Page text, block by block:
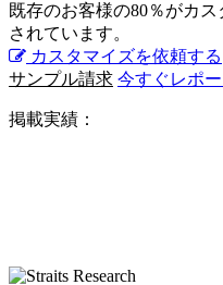
既存のお客様の80％がカ
されています。
カスタマイズを依頼する
サンプル請求 今すぐレポ
掲載実績：